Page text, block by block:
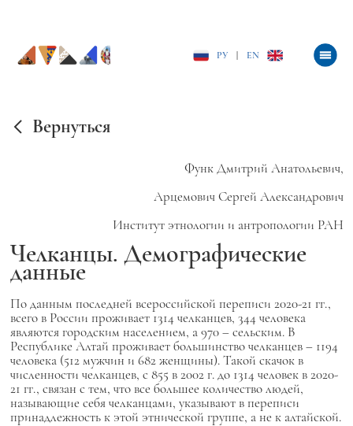
РУ EN
Вернуться
Функ Дмитрий Анатольевич,
Арцемович Сергей Александрович
Институт этнологии и антропологии РАН
Челканцы. Демографические
данные
По данным последней всероссийской переписи 2020-21 гг.,
всего в России проживает 1314 челканцев, 344 человека
являются городским населением, а 970 – сельским. В
Республике Алтай проживает большинство челканцев – 1194
человека (512 мужчин и 682 женщины). Такой скачок в
численности челканцев, с 855 в 2002 г. до 1314 человек в 2020-
21 гг., связан с тем, что все большее количество людей,
называющие себя челканцами, указывают в переписи
принадлежность к этой этнической группе, а не к алтайской.